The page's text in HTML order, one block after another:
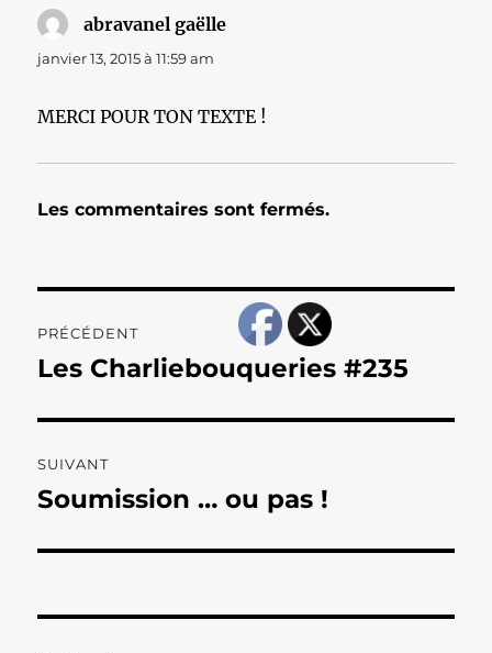
abravanel gaëlle
janvier 13, 2015 à 11:59 am
MERCI POUR TON TEXTE !
Les commentaires sont fermés.
de
PRÉCÉDENT
Publication
Les Charliebouqueries #235
SUIVANT
Publication
Soumission … ou pas !